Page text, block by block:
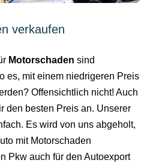
verkaufen
Motorschaden sind
es, mit einem niedrigeren Preis
Offensichtlich nicht! Auch
den besten Preis an. Unserer
Es wird von uns abgeholt,
mit Motorschaden
Pkw auch für den Autoexport